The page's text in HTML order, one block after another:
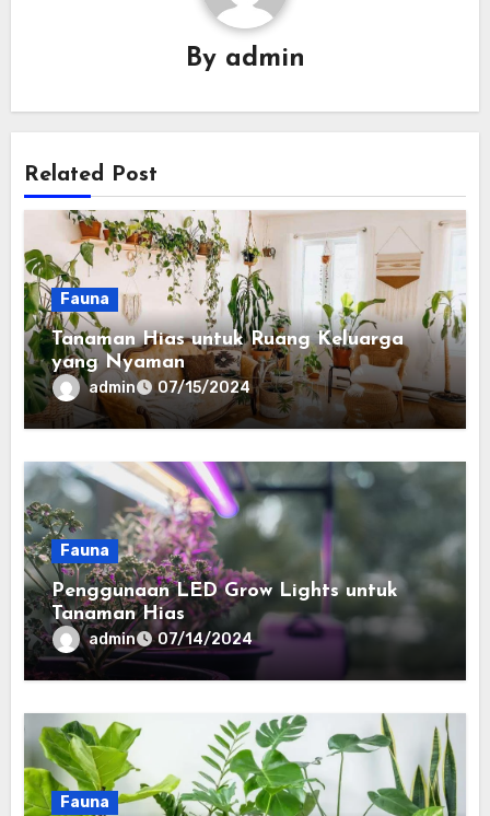
By admin
Related Post
Fauna
Tanaman Hias untuk Ruang Keluarga
yang Nyaman
admin 07/15/2024
Fauna
Penggunaan LED Grow Lights untuk
Tanaman Hias
admin 07/14/2024
Fauna